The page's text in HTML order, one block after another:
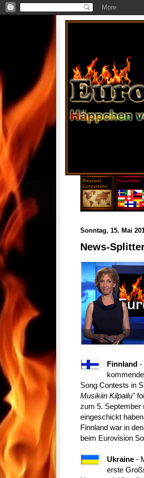
Sonntag, 15. Mai
News-
Finnland-
Song Contests in
Musikiin Kilpailu"
zum 5. September
eingeschickt
Finnland war in
beim Eurovision
Ukraine-
erste